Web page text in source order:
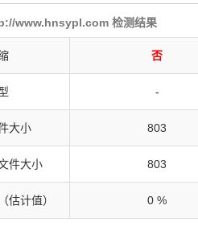
www.hnsypl.com 检测结果
否
-
大小 803
件大小 803
估计值） 0 %